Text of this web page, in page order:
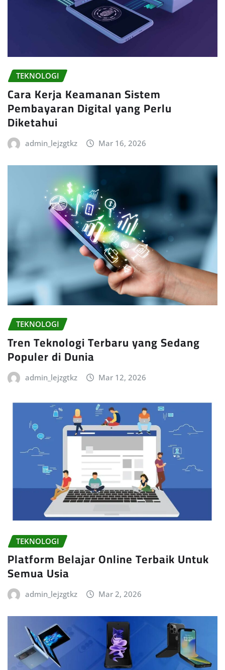
TEKNOLOGI
Cara Kerja Keamanan Sistem
Pembayaran Digital yang Perlu
Diketahui
admin_lejzgtkz Mar 16, 2026
TEKNOLOGI
Tren Teknologi Terbaru yang Sedang
Populer di Dunia
admin_lejzgtkz Mar 12, 2026
TEKNOLOGI
Platform Belajar Online Terbaik Untuk
Semua Usia
admin_lejzgtkz Mar 2, 2026